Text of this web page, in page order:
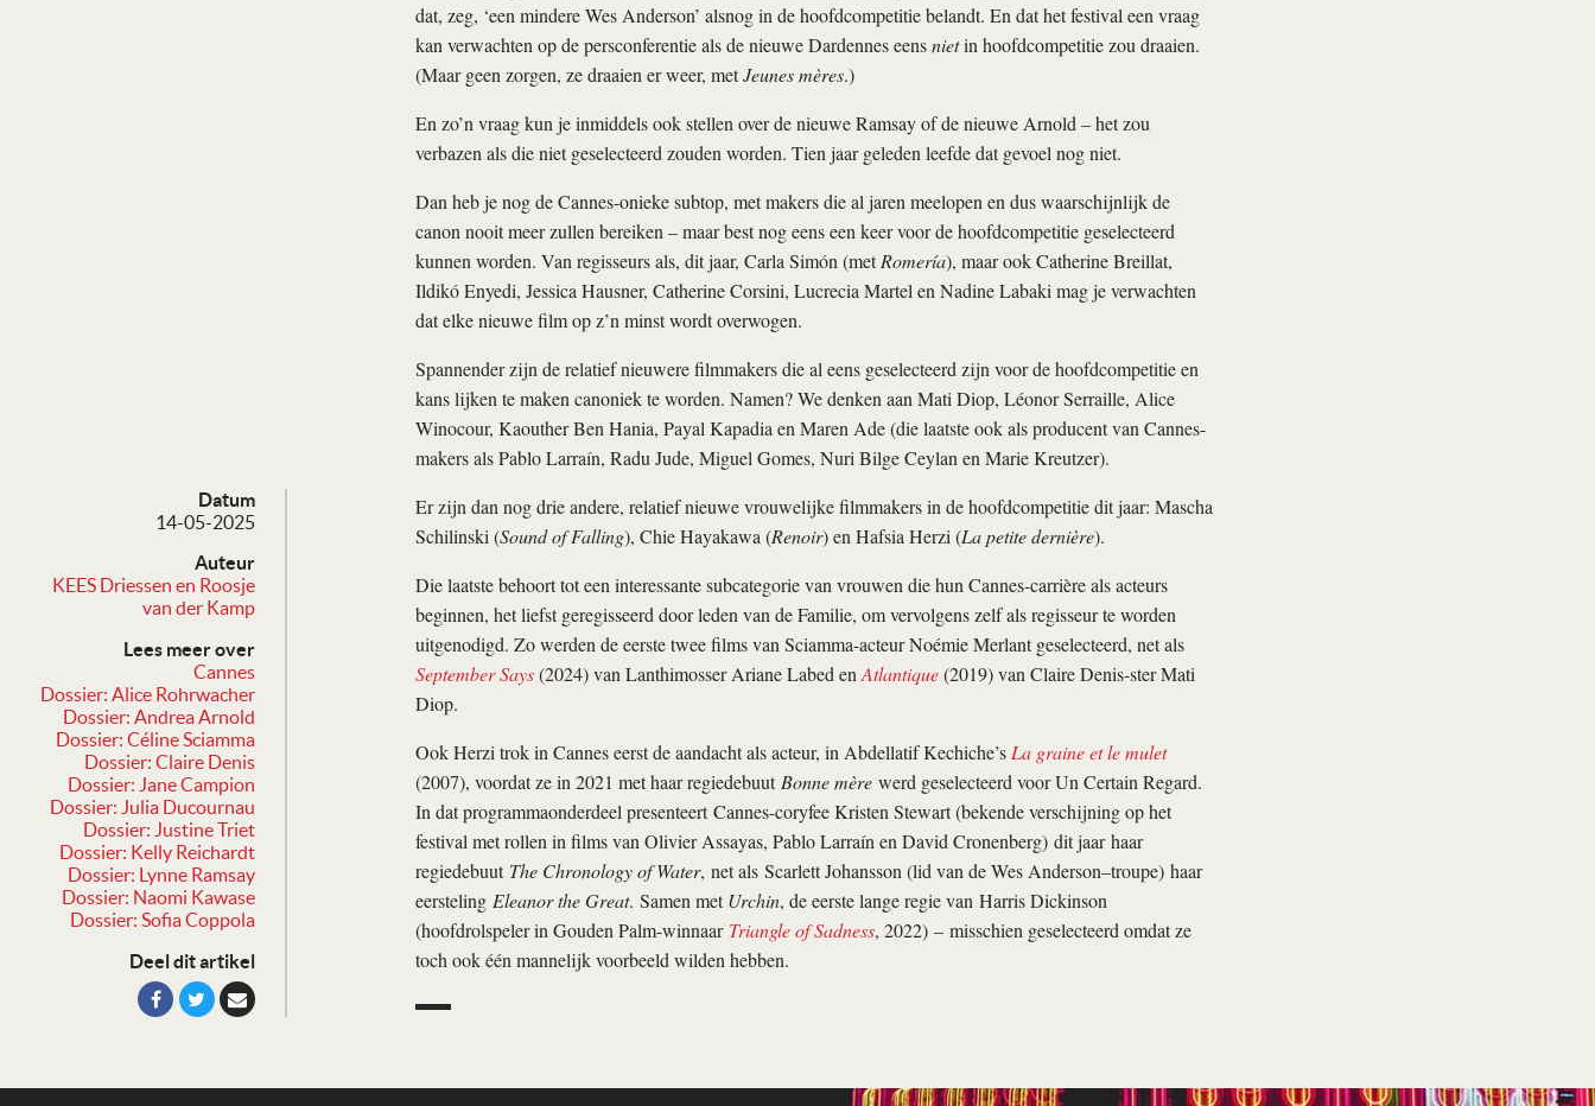
Datum
14-05-2025
Auteur
KEES Driessen en Roosje
van der Kamp
Lees meer over
Cannes
Dossier: Alice Rohrwacher
Dossier: Andrea Arnold
Dossier: Céline Sciamma
Dossier: Claire Denis
Dossier: Jane Campion
Dossier: Julia Ducournau
Dossier: Justine Triet
Dossier: Kelly Reichardt
Dossier: Lynne Ramsay
Dossier: Naomi Kawase
Dossier: Sofia Coppola
Deel dit artikel
dat, zeg, ‘een mindere Wes Anderson’ alsnog in de hoofdcompetitie belandt. En dat het festival een vraag
kan verwachten op de persconferentie als de nieuwe Dardennes eensnietin hoofdcompetitie zou draaien.
(Maar geen zorgen, ze draaien er weer, metJeunes mères.)
En zo’n vraag kun je inmiddels ook stellen over de nieuwe Ramsay of de nieuwe Arnold – het zou
verbazen als die niet geselecteerd zouden worden. Tien jaar geleden leefde dat gevoel nog niet.
Dan heb je nog de Cannes-onieke subtop, met makers die al jaren meelopen en dus waarschijnlijk de
canon nooit meer zullen bereiken – maar best nog eens een keer voor de hoofdcompetitie geselecteerd
kunnen worden. Van regisseurs als, dit jaar, Carla Simón (metRomería), maar ook Catherine Breillat,
Ildikó Enyedi, Jessica Hausner, Catherine Corsini, Lucrecia Martel en Nadine Labaki mag je verwachten
dat elke nieuwe film op z’n minst wordt overwogen.
Spannender zijn de relatief nieuwere filmmakers die al eens geselecteerd zijn voor de hoofdcompetitie en
kans lijken te maken canoniek te worden. Namen? We denken aan Mati Diop, Léonor Serraille, Alice
Winocour, Kaouther Ben Hania, Payal Kapadia en Maren Ade (die laatste ook als producent van Cannes-
makers als Pablo Larraín, Radu Jude, Miguel Gomes, Nuri Bilge Ceylan en Marie Kreutzer).
Er zijn dan nog drie andere, relatief nieuwe vrouwelijke filmmakers in de hoofdcompetitie dit jaar: Mascha
Schilinski (Sound of Falling), Chie Hayakawa (Renoir) en Hafsia Herzi (La petite dernière).
Die laatste behoort tot een interessante subcategorie van vrouwen die hun Cannes-carrière als acteurs
beginnen, het liefst geregisseerd door leden van de Familie, om vervolgens zelf als regisseur te worden
uitgenodigd. Zo werden de eerste twee films van Sciamma-acteur Noémie Merlant geselecteerd, net als
September Says (2024) van Lanthimosser Ariane Labed en Atlantique (2019) van Claire Denis-ster Mati
Diop.
Ook Herzi trok in Cannes eerst de aandacht als acteur, in Abdellatif Kechiche’s La graine et le mulet
(2007), voordat ze in 2021 met haar regiedebuut Bonne mèrewerd geselecteerd voor Un Certain Regard.
In dat programmaonderdeel presenteert Cannes-coryfee Kristen Stewart (bekende verschijning op het
festival met rollen in films van Olivier Assayas, Pablo Larraín en David Cronenberg) dit jaar haar
regiedebuut The Chronology of Water, net als Scarlett Johansson (lid van de Wes Anderson–troupe) haar
eersteling Eleanor the Great. Samen metUrchin, de eerste lange regie van Harris Dickinson
(hoofdrolspeler in Gouden Palm-winnaar Triangle of Sadness, 2022) – misschien geselecteerd omdat ze
toch ook één mannelijk voorbeeld wilden hebben.